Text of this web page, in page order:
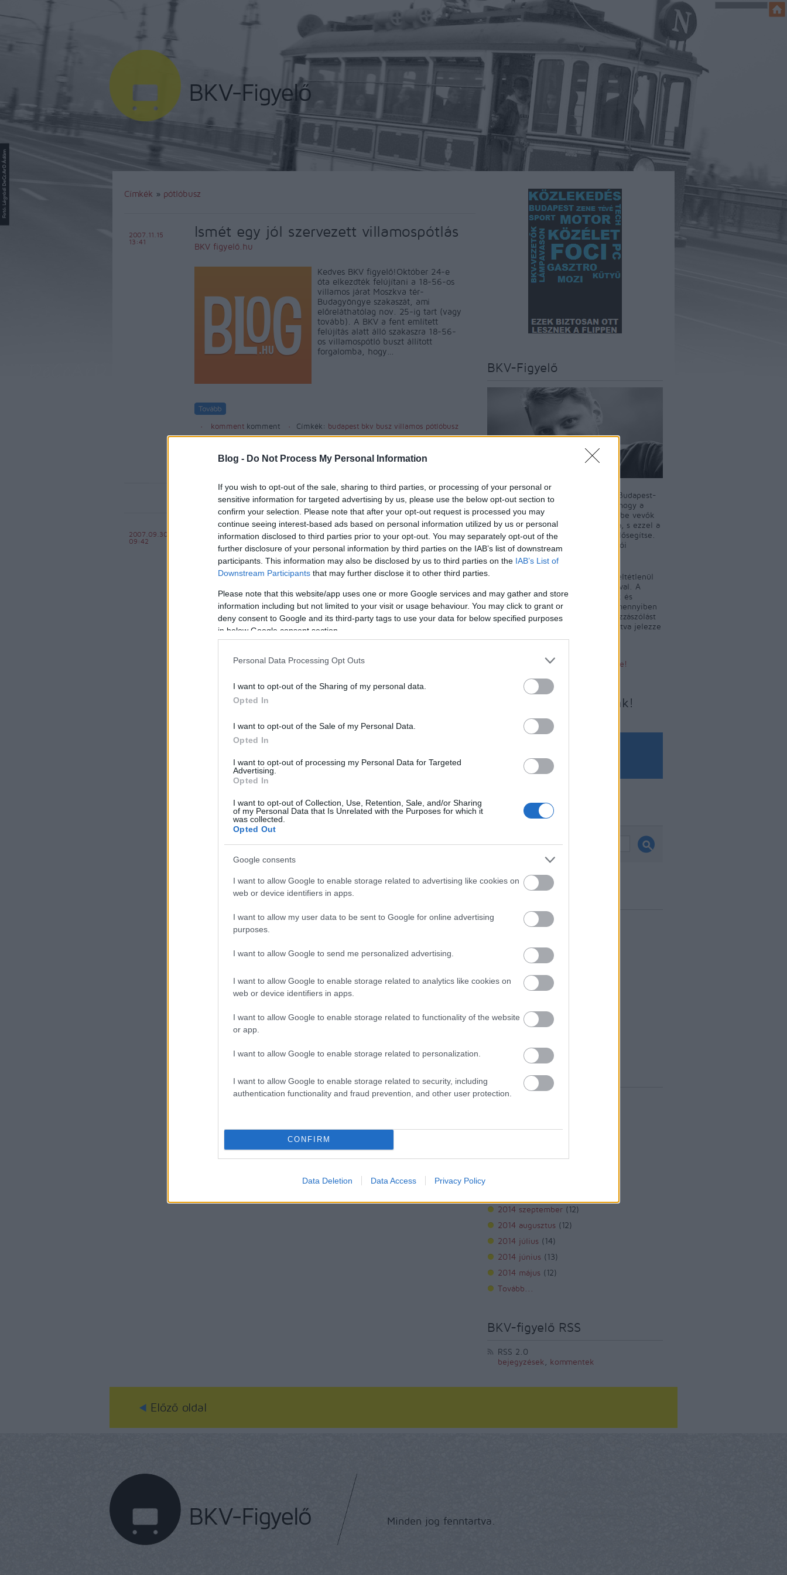
Blog - Do Not Process My Personal Information
If you wish to opt-out of the sale, sharing to third parties, or processing of your personal or
sensitive information for targeted advertising by us, please use the below opt-out section to
confirm your selection. Please note that after your opt-out request is processed you may
continue seeing interest-based ads based on personal information utilized by us or personal
information disclosed to third parties prior to your opt-out. You may separately opt-out of the
further disclosure of your personal information by third parties on the IAB’s list of downstream
participants. This information may also be disclosed by us to third parties on the IAB’s List of
Downstream Participants that may further disclose it to other third parties.
Please note that this website/app uses one or more Google services and may gather and store
information including but not limited to your visit or usage behaviour. You may click to grant or
deny consent to Google and its third-party tags to use your data for below specified purposes
in below Google consent section.
Personal Data Processing Opt Outs
I want to opt-out of the Sharing of my personal data.
Opted In
I want to opt-out of the Sale of my Personal Data.
Opted In
I want to opt-out of processing my Personal Data for Targeted
Advertising.
Opted In
I want to opt-out of Collection, Use, Retention, Sale, and/or Sharing
of my Personal Data that Is Unrelated with the Purposes for which it
was collected.
Opted Out
Google consents
I want to allow Google to enable storage related to advertising like cookies on
web or device identifiers in apps.
I want to allow my user data to be sent to Google for online advertising
purposes.
I want to allow Google to send me personalized advertising.
I want to allow Google to enable storage related to analytics like cookies on
web or device identifiers in apps.
I want to allow Google to enable storage related to functionality of the website
or app.
I want to allow Google to enable storage related to personalization.
I want to allow Google to enable storage related to security, including
authentication functionality and fraud prevention, and other user protection.
CONFIRM
Data Deletion Data Access Privacy Policy
Címkék » pótlóbusz
Ismét egy jól szervezett villamospótlás
BKV figyelő.hu
2007.11.15
13:41
Kedves BKV figyelő!Október 24-e
óta elkezdték felújítani a 18-56-os
villamos járat Moszkva tér-
Budagyöngye szakaszát, ami
előreláthatólag nov. 25-ig tart (vagy
tovább). A BKV a fent említett
felújítás alatt álló szakaszra 18-56-
os villamospótló buszt állított
forgalomba, hogy…
komment komment Címkék: budapest bkv busz villamos pótlóbusz
Pótlóbusz
BKV figyelő.hu
2007.09.30
09:42
Ez történik, ha a pótlóbusz a Somogyi út helyett
a Kelenföldi úton kanyarodik be
BKV-Figyelő
Az oldal szerkesztője Király Dávid Budapest-
szakújságíró. A BKV-Figyelő célja, hogy a
budapesti tömegközlekedést igénybe vevők
véleményét a nyilvánosság elé tárja, s ezzel a
közösségi közlekedés fejlődését elősegítse.
A blog nem tényeket, hanem olvasói
észrevételeket közöl.
A BKV-Figyelő szerkesztője nem feltétlenül
ért egyet a közölt levelek tartalmával. A
megjelent levelek szerkesztésének és
rövidítésének jogát fenntartjuk. Amennyiben
a BKV-Figyelőn sértő tartalmat, hozzászólást
talál, kérjük, az alábbi linkre kattintva jelezze
Sértő tartalom bejelentése!
Írjon nekünk!
Keresés
Archívum
2015 április
2015 február (10)
2014 december (8)
2014 szeptember (12)
2014 augusztus (12)
2014 július (14)
2014 június (13)
2014 május (12)
Tovább
BKV-figyelő RSS
RSS 2.0
bejegyzések
kommentek
Előző oldal
Minden jog fenntartva.